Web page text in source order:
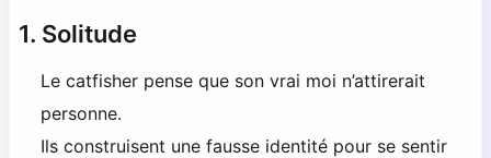
1. Solitude
Le catfisher pense que son vrai moi n’attirerait
personne.
Ils construisent une fausse identité pour se sentir